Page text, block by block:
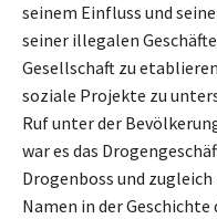
seinem Einfluss und
seiner illegalen
Gesellschaft zu
soziale Projekte zu
Ruf unter der
war es das
Drogenboss und
Namen in der